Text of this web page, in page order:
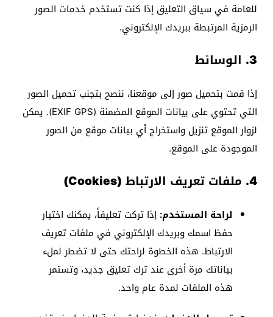
للعامة في سياق التعليق إذا كنت تستخدم خدمات الصور
الرمزية المرتبطة ببريدك الإلكتروني.
3. الوسائط
إذا قمت بتحميل صور إلى موقعنا، ننصح بتجنب تحميل الصور
التي تحتوي على بيانات الموقع المضمنة (EXIF GPS). يمكن
لزوار الموقع تنزيل واستخراج أي بيانات موقع من الصور
الموجودة على الموقع.
4. ملفات تعريف الارتباط (Cookies)
لراحة المستخدم: إذا تركت تعليقاً، يمكنك اختيار
حفظ اسمك وبريدك الإلكتروني في ملفات تعريف
الارتباط. هذه الخطوة لراحتك حتى لا تضطر لملء
بياناتك مرة أخرى عند ترك تعليق جديد، وتستمر
هذه الملفات لمدة عام واحد.